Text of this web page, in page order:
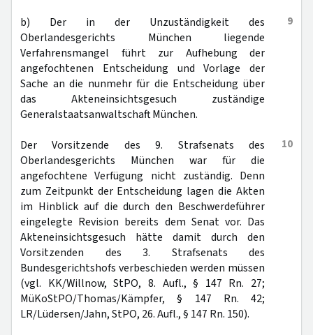
9
b) Der in der Unzuständigkeit des
Oberlandesgerichts München liegende
Verfahrensmangel führt zur Aufhebung der
angefochtenen Entscheidung und Vorlage der
Sache an die nunmehr für die Entscheidung über
das Akteneinsichtsgesuch zuständige
Generalstaatsanwaltschaft München.
10
Der Vorsitzende des 9. Strafsenats des
Oberlandesgerichts München war für die
angefochtene Verfügung nicht zuständig. Denn
zum Zeitpunkt der Entscheidung lagen die Akten
im Hinblick auf die durch den Beschwerdeführer
eingelegte Revision bereits dem Senat vor. Das
Akteneinsichtsgesuch hätte damit durch den
Vorsitzenden des 3. Strafsenats des
Bundesgerichtshofs verbeschieden werden müssen
(vgl. KK/Willnow, StPO, 8. Aufl., § 147 Rn. 27;
MüKoStPO/Thomas/Kämpfer, § 147 Rn. 42;
LR/Lüdersen/Jahn, StPO, 26. Aufl., § 147 Rn. 150).